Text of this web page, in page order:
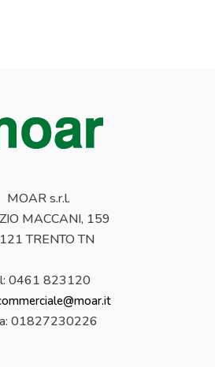
MOAR s.r.l.
MACCANI, 159
TRENTO TN
0461 823120
01827230226